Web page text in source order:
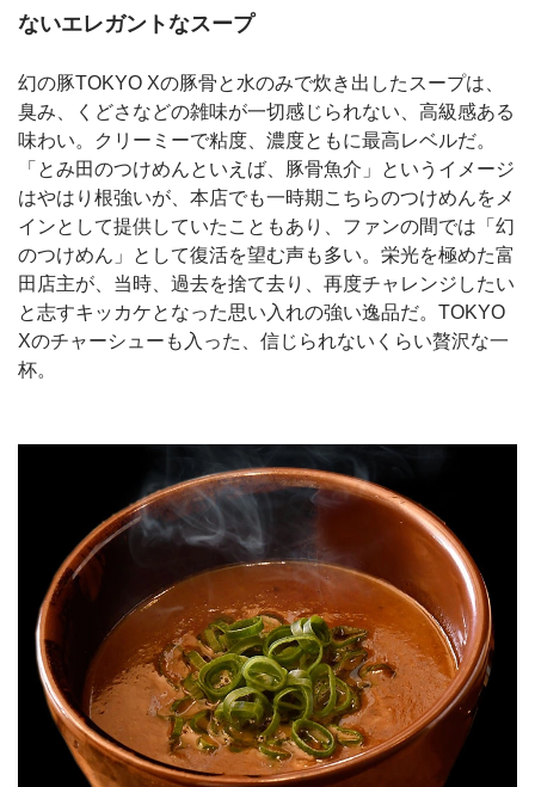
ないエレガントなスープ
幻の豚TOKYO Xの豚骨と水のみで炊き出したスープは、
臭み、くどさなどの雑味が一切感じられない、高級感ある
味わい。クリーミーで粘度、濃度ともに最高レベルだ。
「とみ田のつけめんといえば、豚骨魚介」というイメージ
はやはり根強いが、本店でも一時期こちらのつけめんをメ
インとして提供していたこともあり、ファンの間では「幻
のつけめん」として復活を望む声も多い。栄光を極めた富
田店主が、当時、過去を捨て去り、再度チャレンジしたい
と志すキッカケとなった思い入れの強い逸品だ。TOKYO
Xのチャーシューも入った、信じられないくらい贅沢な一
杯。